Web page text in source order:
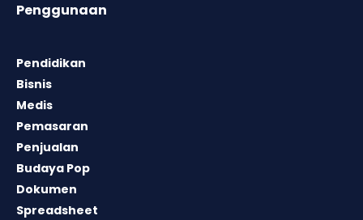
Penggunaan
Pendidikan
Bisnis
Medis
Pemasaran
Penjualan
Budaya Pop
Dokumen
Spreadsheet